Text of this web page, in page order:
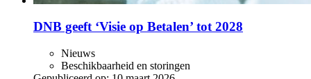
DNB geeft ‘Visie op Betalen’ tot 2028
Nieuws
Beschikbaarheid en storingen